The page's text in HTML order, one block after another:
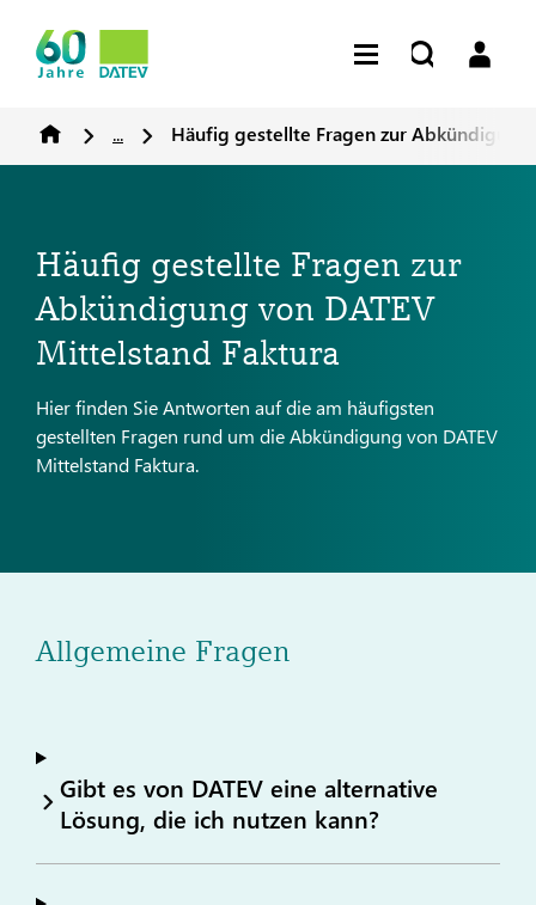
... Häufig gestellte Fragen zur Abkündigung
Häufig gestellte Fragen zur
Abkündigung von DATEV
Mittelstand Faktura
Hier finden Sie Antworten auf die am häufigsten
gestellten Fragen rund um die Abkündigung von DATEV
Mittelstand Faktura.
Allgemeine Fragen
Gibt es von DATEV eine alternative
Lösung, die ich nutzen kann?